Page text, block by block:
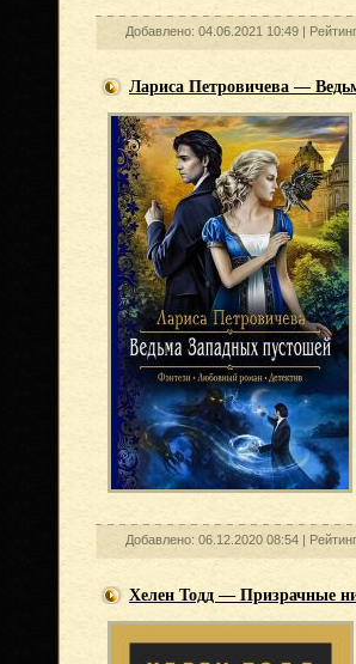
Добавлено: 04.06.2021 10:49 |
Лариса Петровичева —
Добавлено: 06.12.2020 08:54 |
Хелен Тодд — Призрачные